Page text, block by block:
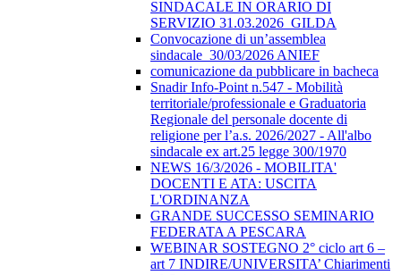
SINDACALE IN ORARIO DI
SERVIZIO 31.03.2026_GILDA
Convocazione di un’assemblea
sindacale_30/03/2026 ANIEF
comunicazione da pubblicare in bacheca
Snadir Info-Point n.547 - Mobilità
territoriale/professionale e Graduatoria
Regionale del personale docente di
religione per l’a.s. 2026/2027 - All'albo
sindacale ex art.25 legge 300/1970
NEWS 16/3/2026 - MOBILITA'
DOCENTI E ATA: USCITA
L'ORDINANZA
GRANDE SUCCESSO SEMINARIO
FEDERATA A PESCARA
WEBINAR SOSTEGNO 2° ciclo art 6 –
art 7 INDIRE/UNIVERSITA’ Chiarimenti